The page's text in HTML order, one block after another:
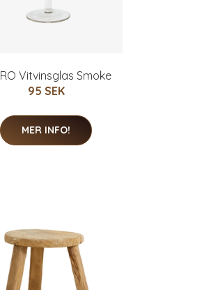
Vitvinsglas Smoke
95 SEK
MER INFO!